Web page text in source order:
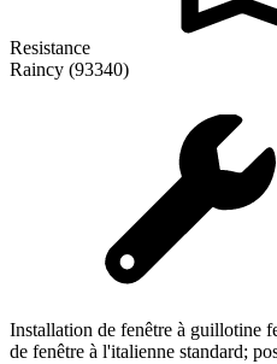
Resistance
Raincy (93340)
Installation de fenêtre à guillotine
de fenêtre à l'italienne standard;